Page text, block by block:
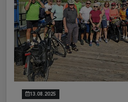
13.08.2025